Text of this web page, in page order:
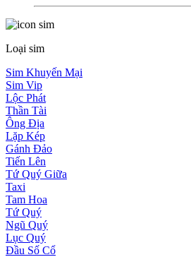
Loại sim
Sim Khuyến Mại
Sim Vip
Lộc Phát
Thần Tài
Ông Địa
Lặp Kép
Gánh Đảo
Tiến Lên
Tứ Quý Giữa
Taxi
Tam Hoa
Tứ Quý
Ngũ Quý
Lục Quý
Đầu Số Cổ